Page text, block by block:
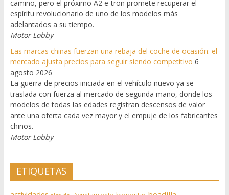
camino, pero el próximo A2 e-tron promete recuperar el
espíritu revolucionario de uno de los modelos más
adelantados a su tiempo.
Motor Lobby
Las marcas chinas fuerzan una rebaja del coche de ocasión: el
mercado ajusta precios para seguir siendo competitivo 6
agosto 2026
La guerra de precios iniciada en el vehículo nuevo ya se
traslada con fuerza al mercado de segunda mano, donde los
modelos de todas las edades registran descensos de valor
ante una oferta cada vez mayor y el empuje de los fabricantes
chinos.
Motor Lobby
ETIQUETAS